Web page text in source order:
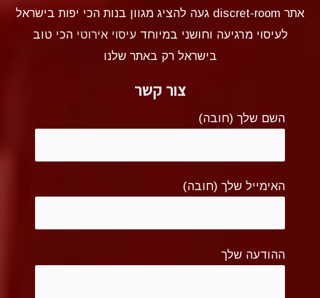
אתר discret-room געה להציג מגוון בנות הכי יפות בישראל
לעיסוי מרגיעה וחושני במיוחדעיסוי אירוטי הכי טוב
בישראל רק באתר שלנו
צור קשר
השם שלך (חובה)
האימייל שלך (חובה)
ההודעה שלך